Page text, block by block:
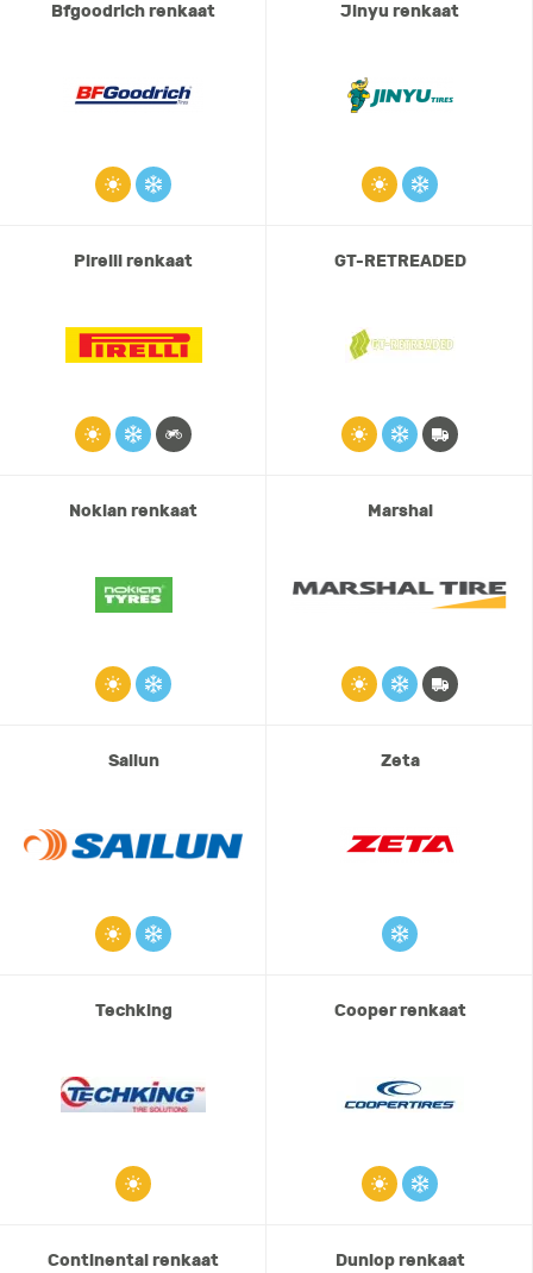
Bfgoodrich renkaat Jinyu renkaat
Pirelli renkaat GT-RETREADED
Nokian renkaat Marshal
Sailun Zeta
Techking Cooper renkaat
Continental renkaat Dunlop renkaat